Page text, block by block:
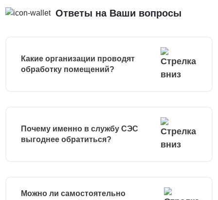
Ответы на Ваши вопросы
Какие организации проводят
обработку помещений?
Почему именно в службу СЭС
выгоднее обратиться?
Можно ли самостоятельно